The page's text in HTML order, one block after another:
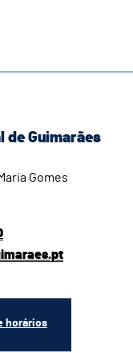
de Guimarães
Gomes
horários